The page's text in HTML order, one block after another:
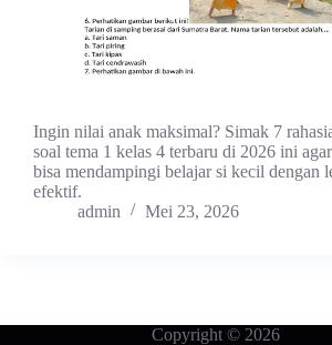
Ingin nilai anak maksimal? Simak 7
soal tema 1 kelas 4 terbaru di 2026 ini
bisa mendampingi belajar si kecil dengan
efektif.
admin
Mei 23, 2026
Copyright © 2026